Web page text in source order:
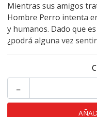
Mientras sus amigos
Hombre Perro intenta
y humanos. Dado que
¿podrá alguna vez
-